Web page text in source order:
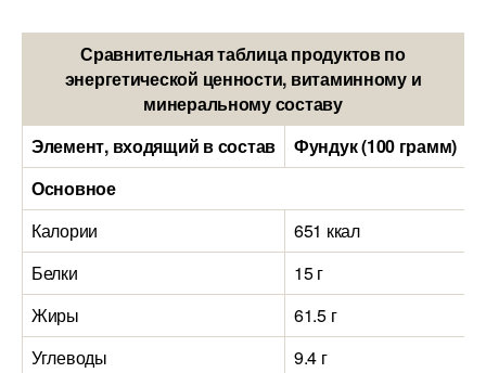
Сравнительная таблица продуктов по
энергетической ценности, витаминному и
минеральному составу
Элемент, входящий в состав
Фундук (100 грамм)
Основное
Калории
651 ккал
Белки
15 г
Жиры
61.5 г
Углеводы
9.4 г